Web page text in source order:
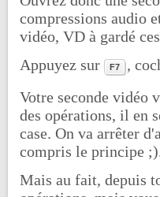
compressions audio
vidéo, VD à gardé
Appuyez sur
F7 ,
Votre seconde vidéo
des opérations, il en
case. On va arrêter
compris le principe
Mais au fait, depuis